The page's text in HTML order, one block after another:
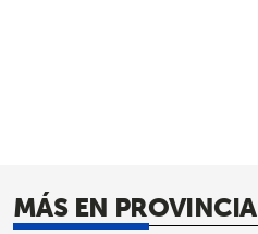
MÁS EN PROVINCIA